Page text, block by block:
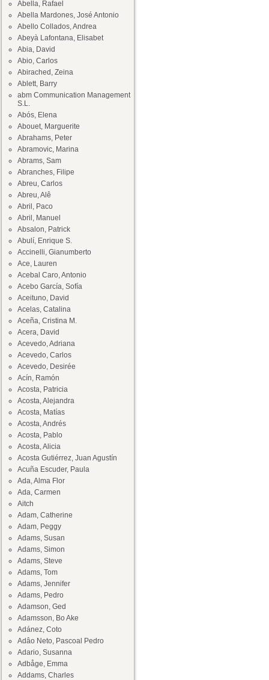
Abella, Rafael
Abella Mardones, José Antonio
Abello Collados, Andrea
Abeyà Lafontana, Elisabet
Abia, David
Abio, Carlos
Abirached, Zeina
Ablett, Barry
abm Communication Management
S.L.
Abós, Elena
Abouet, Marguerite
Abrahams, Peter
Abramovic, Marina
Abrams, Sam
Abranches, Filipe
Abreu, Carlos
Abreu, Alê
Abril, Paco
Abril, Manuel
Absalon, Patrick
Abulí, Enrique S.
Accinelli, Gianumberto
Ace, Lauren
Acebal Caro, Antonio
Acebo García, Sofía
Aceituno, David
Acelas, Catalina
Aceña, Cristina M.
Acera, David
Acevedo, Adriana
Acevedo, Carlos
Acevedo, Desirée
Acín, Ramón
Acosta, Patricia
Acosta, Alejandra
Acosta, Matías
Acosta, Andrés
Acosta, Pablo
Acosta, Alicia
Acosta Gutiérrez, Juan Agustín
Acuña Escuder, Paula
Ada, Alma Flor
Ada, Carmen
Aitch
Adam, Catherine
Adam, Peggy
Adams, Susan
Adams, Simon
Adams, Steve
Adams, Tom
Adams, Jennifer
Adams, Pedro
Adamson, Ged
Adamsson, Bo Ake
Adánez, Coto
Adâo Neto, Pascoal Pedro
Adario, Susanna
Adbåge, Emma
Addams, Charles